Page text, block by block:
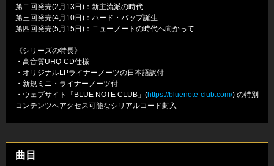
第ニ回発売(2月13日)：新主流派の時代
第三回発売(4月10日)：ハード・バップ誕生
第四回発売(5月15日)：ニューノートの時代へ向かって
《シリーズの特長》
・高音質UHQ-CD仕様
・オリジナルLPライナーノーツの日本語訳付
・新規ミニ・ライナーノーツ付
・ウェブサイト「BLUE NOTE CLUB」(https://bluenote-club.com/) の特別
コンテンツへアクセス可能なシリアルコード封入
曲目